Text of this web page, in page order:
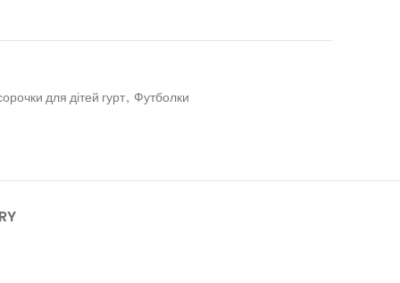
для дітей гурт, Футболки